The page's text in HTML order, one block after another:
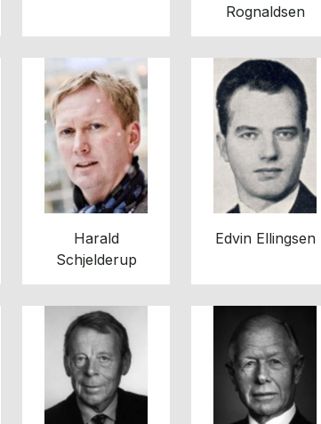
Rognaldsen
Harald
Schjelderup
Edvin Ellingsen